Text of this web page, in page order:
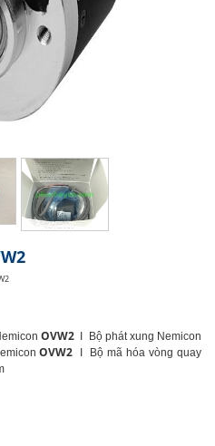
OVW2 I Bộ phát xung Nemicon
OVW2 I Bộ mã hóa vòng quay